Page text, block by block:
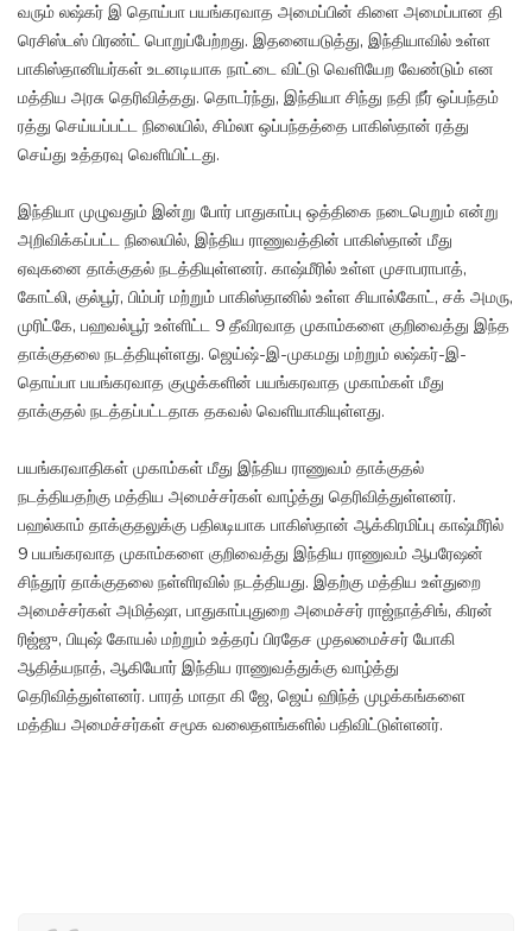
வரும் லஷ்கர் இ தொய்பா பயங்கரவாத அமைப்பின் கிளை அமைப்பான தி
ரெசிஸ்டஸ் பிரண்ட் பொறுப்பேற்றது. இதனையடுத்து, இந்தியாவில் உள்ள
பாகிஸ்தானியர்கள் உடனடியாக நாட்டை விட்டு வெளியேற வேண்டும் என
மத்திய அரசு தெரிவித்தது. தொடர்ந்து, இந்தியா சிந்து நதி நீர் ஒப்பந்தம்
ரத்து செய்யப்பட்ட நிலையில், சிம்லா ஒப்பந்தத்தை பாகிஸ்தான் ரத்து
செய்து உத்தரவு வெளியிட்டது.
இந்தியா முழுவதும் இன்று போர் பாதுகாப்பு ஒத்திகை நடைபெறும் என்று
அறிவிக்கப்பட்ட நிலையில், இந்திய ராணுவத்தின் பாகிஸ்தான் மீது
ஏவுகனை தாக்குதல் நடத்தியுள்ளனர். காஷ்மீரில் உள்ள முசாபராபாத்,
கோட்லி, குல்பூர், பிம்பர் மற்றும் பாகிஸ்தானில் உள்ள சியால்கோட், சக் அமரு,
முரிட்கே, பஹவல்பூர் உள்ளிட்ட 9 தீவிரவாத முகாம்களை குறிவைத்து இந்த
தாக்குதலை நடத்தியுள்ளது. ஜெய்ஷ்-இ-முகமது மற்றும் லஷ்கர்-இ-
தொய்பா பயங்கரவாத குழுக்களின் பயங்கரவாத முகாம்கள் மீது
தாக்குதல் நடத்தப்பட்டதாக தகவல் வெளியாகியுள்ளது.
பயங்கரவாதிகள் முகாம்கள் மீது இந்திய ராணுவம் தாக்குதல்
நடத்தியதற்கு மத்திய அமைச்சர்கள் வாழ்த்து தெரிவித்துள்ளனர்.
பஹல்காம் தாக்குதலுக்கு பதிலடியாக பாகிஸ்தான் ஆக்கிரமிப்பு காஷ்மீரில்
9 பயங்கரவாத முகாம்களை குறிவைத்து இந்திய ராணுவம் ஆபரேஷன்
சிந்தூர் தாக்குதலை நள்ளிரவில் நடத்தியது. இதற்கு மத்திய உள்துறை
அமைச்சர்கள் அமித்ஷா, பாதுகாப்புதுறை அமைச்சர் ராஜ்நாத்சிங், கிரன்
ரிஜ்ஜு, பியுஷ் கோயல் மற்றும் உத்தரப் பிரதேச முதலமைச்சர் யோகி
ஆதித்யநாத், ஆகியோர் இந்திய ராணுவத்துக்கு வாழ்த்து
தெரிவித்துள்ளனர். பாரத் மாதா கி ஜே, ஜெய் ஹிந்த் முழக்கங்களை
மத்திய அமைச்சர்கள் சமூக வலைதளங்களில் பதிவிட்டுள்ளனர்.